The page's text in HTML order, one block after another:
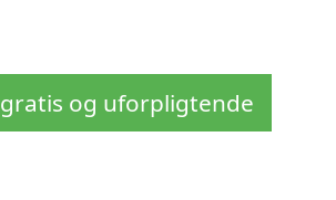
og uforpligtende